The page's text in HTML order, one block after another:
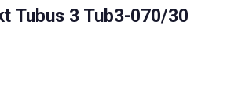
Tubus 3 Tub3-070/30